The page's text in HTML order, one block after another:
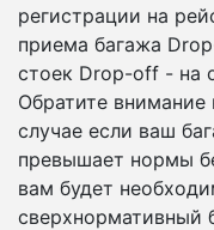
регистрации на
приема багажа
стоек Drop-off - на
Обратите внимание
случае если ваш
превышает нормы
вам будет
сверхнормативный